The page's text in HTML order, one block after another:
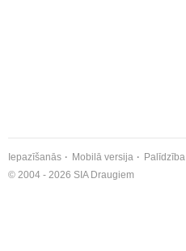
Iepazīšanās Mobilā versija Palīdzība
© 2004 - 2026 SIA Draugiem